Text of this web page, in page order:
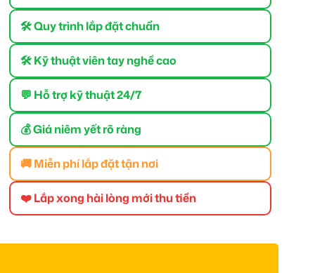
🛠 Quy trình lắp đặt chuẩn
🛠 Kỹ thuật viên tay nghề cao
💬 Hỗ trợ kỹ thuật 24/7
💰 Giá niêm yết rõ ràng
🚚 Miễn phí lắp đặt tận nơi
❤️ Lắp xong hài lòng mới thu tiền